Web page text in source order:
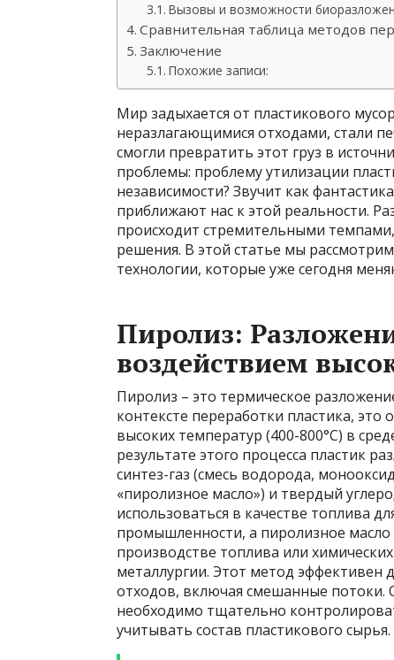
Вызовы и возможности
Сравнительная таблица методов
Заключение
Похожие записи:
Мир задыхается от пластикового
неразлагающимися отходами, стали
смогли превратить этот груз в
проблемы: проблему утилизации
независимости? Звучит как
приближают нас к этой реальности.
происходит стремительными
решения. В этой статье мы
технологии, которые уже сегодня
Пиролиз:
воздействием
Пиролиз – это термическое
контексте переработки пластика,
высоких температур (400-800°C) в
результате этого процесса пластик
синтез-газ (смесь водорода,
«пиролизное масло») и твердый
использоваться в качестве топлива
промышленности, а пиролизное
производстве топлива или
металлургии. Этот метод эффективен
отходов, включая смешанные потоки.
необходимо тщательно
учитывать состав пластикового сырья.